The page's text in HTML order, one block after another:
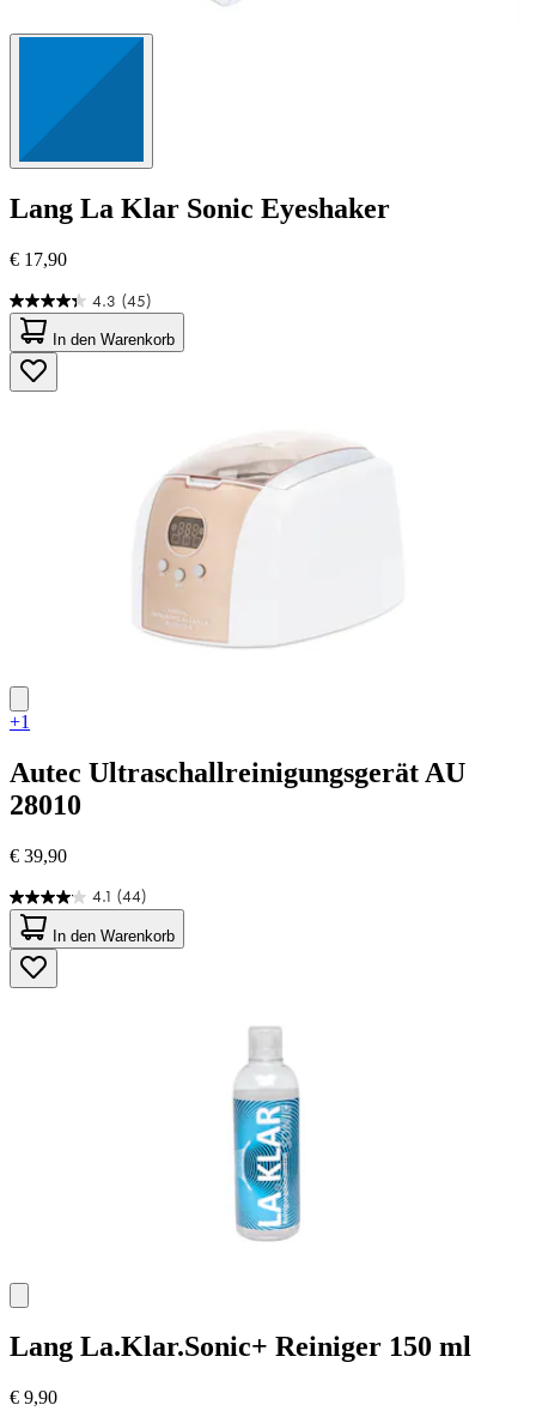
Lang La Klar Sonic Eyeshaker
€ 17,90
4.3 (45)
4.3
von
5
Sternen.
45
In den Warenkorb
+1
Autec Ultraschallreinigungsgerät AU
28010
€ 39,90
4.1 (44)
4.1
von
5
Sternen.
44
In den Warenkorb
Lang La.Klar.Sonic+ Reiniger 150 ml
€ 9,90